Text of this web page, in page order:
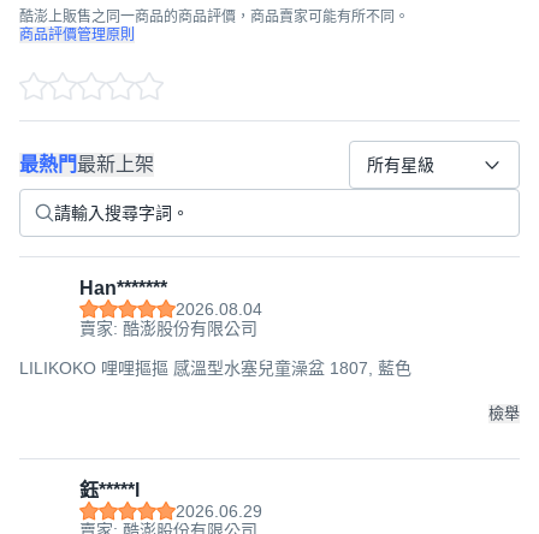
酷澎上販售之同一商品的商品評價，商品賣家可能有所不同。
商品評價管理原則
最熱門最新上架 所有星級
Han*******
2026.08.04
賣家: 酷澎股份有限公司
LILIKOKO 哩哩摳摳 感溫型水塞兒童澡盆 1807, 藍色
檢舉
鈺*****l
2026.06.29